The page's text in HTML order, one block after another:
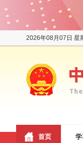
2026年08月07日 星
首页